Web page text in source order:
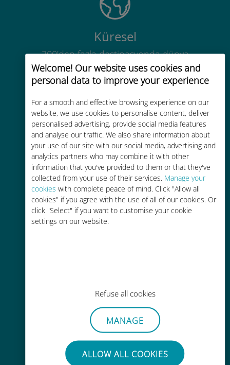
Welcome! Our website uses cookies and
personal data to improve your experience
For a smooth and effective browsing experience on our
website, we use cookies to personalise content, deliver
personalised advertising, provide social media features
and analyse our traffic. We also share information about
your use of our site with our social media, advertising and
analytics partners who may combine it with other
information that you've provided to them or that they've
collected from your use of their services. Manage your
cookies with complete peace of mind. Click "Allow all
cookies" if you agree with the use of all of our cookies. Or
click "Select" if you want to customise your cookie
settings on our website.
Refuse all cookies
MANAGE
ALLOW ALL COOKIES
Küresel
200'den fazla destinasyonda dünya
çapında yüksek kaliteli hücresel
bağlantı
Uygun maliyetli
Mevcut operatörünüzle dolaşım
ücretlerinden %90'a kadar daha
ucuz
yerde, Wi-Fi veya kalan veri
olmadan bile